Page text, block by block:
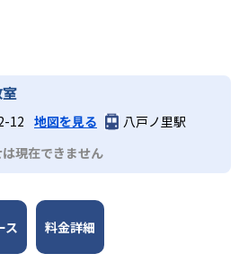
教室で学んだ知識を実生活に結び
作成を通じて学びを言語化し、
団での協働活動や問題解決を体
を固めながら、作文・四字熟語・
ューブキューブで思考力・表現
ている。90分×年間42回の授業
ム制授業と講師による個別サポ
文コンテスト、野外体験などを通
時に高める。
小学4～6年生
と自学習習慣の確立
12 地図を見る
八戸ノ里駅
現在できません
ス 料金詳細